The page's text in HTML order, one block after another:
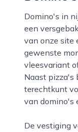
Domino's in nijmegen is een bekende naam voor iedereen die snel en gemakkelijk wil genieten van
een
van onze site
gewenste
vleesvariant
Naast pizza's
terechtkunt
van domino's
De vestiging van domino's in nijmegen sluit goed aan bij de dynamiek van de stad, waar studenten,